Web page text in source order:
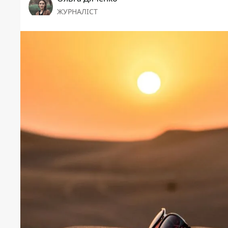
ЖУРНАЛІСТ